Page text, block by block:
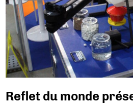
Reflet du monde